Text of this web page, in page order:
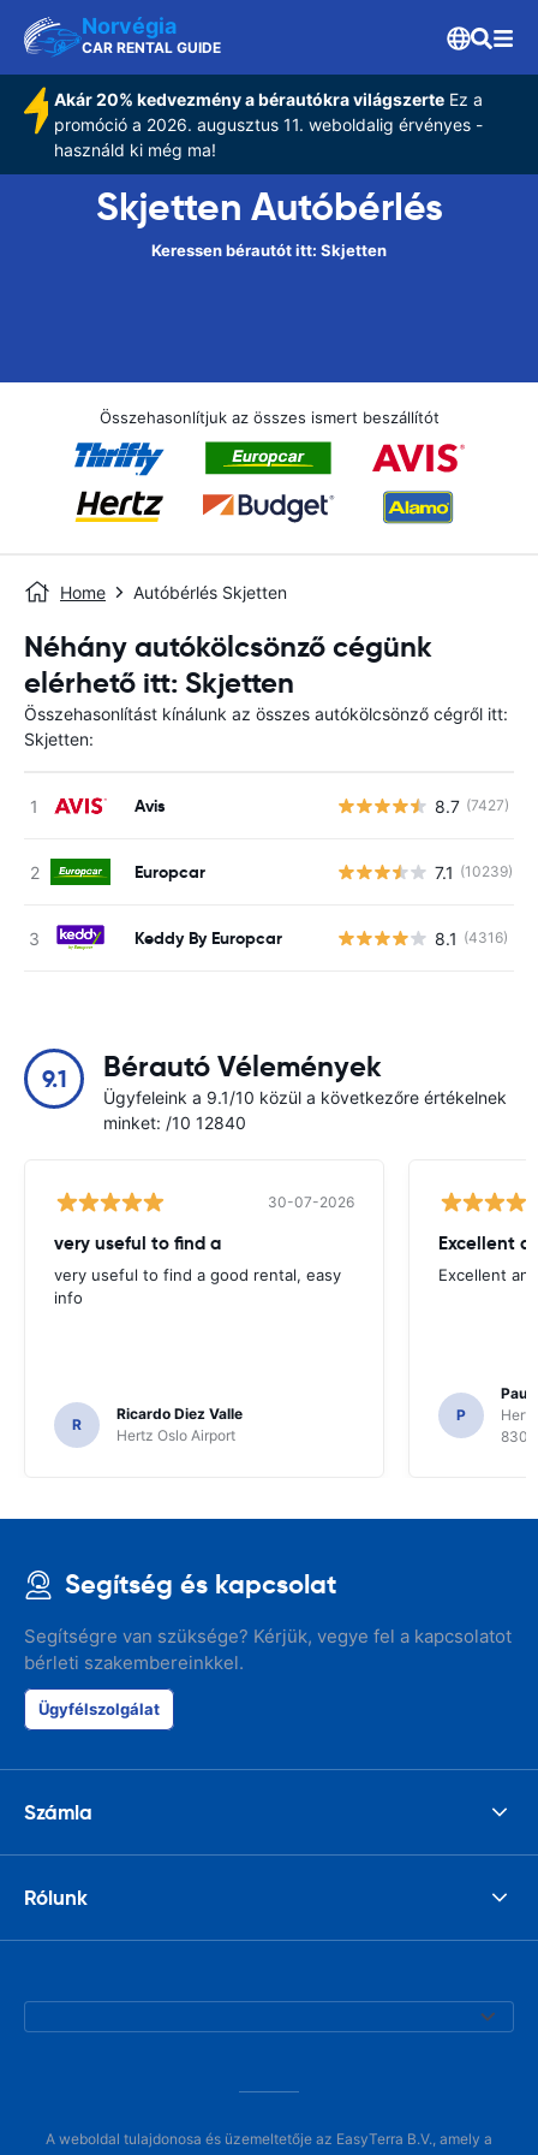
Norvégia
CAR RENTAL GUIDE
Akár 20% kedvezmény a bérautókra világszerteEz a
promóció a 2026. augusztus 11. weboldalig érvényes -
használd ki még ma!
Skjetten Autóbérlés
Keressen bérautót itt: Skjetten
Összehasonlítjuk az összes ismert beszállítót
Home Autóbérlés Skjetten
Néhány autókölcsönző cégünk
elérhető itt: Skjetten
Összehasonlítást kínálunk az összes autókölcsönző cégről itt:
Skjetten:
Avis 8.7 (7427)
Europcar 7.1 (10239)
Keddy By Europcar 8.1 (4316)
9.1 Bérautó Vélemények
Ügyfeleink a 9.1/10 közül a következőre értékelnek
minket: /10 12840
30-07-2026
very useful to find a
very useful to find a good rental, easy
info
R
Ricardo Diez Valle
Hertz Oslo Airport
Excellent
Excellent
P
Paul
8300
Segítség és kapcsolat
Segítségre van szüksége? Kérjük, vegye fel a kapcsolatot
bérleti szakembereinkkel.
Ügyfélszolgálat
Számla
Rólunk
A weboldal tulajdonosa és üzemeltetője az EasyTerra B.V., amely a